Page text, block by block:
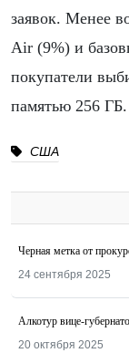
заявок. Менее
Air (9%) и
покупатели
памятью 256 ГБ.
США
Черная метка от
24 сентября 2025
Алкотур вице-
20 октября 2025